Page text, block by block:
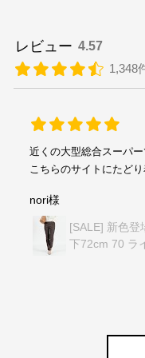
レビュー 4.57
1,348
近くの大型総合スーパ
こちらのサイトにたど
nori様
[SALE] 新色
下72cm 70 ラ